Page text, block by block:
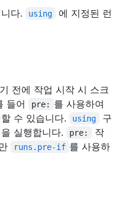
다. using
에 지정된 런
전에 작업 시작 시 스크
들어
pre:
를 사용하여
수 있습니다.
using
구
실행합니다.
pre:
작
runs.pre-if 를 사용하